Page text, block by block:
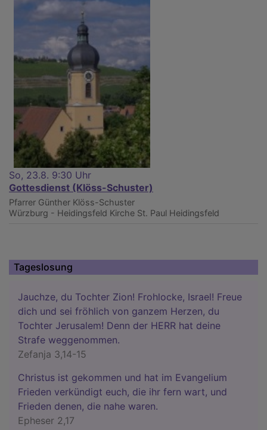
So, 23.8. 9:30 Uhr
Gottesdienst (Klöss-Schuster)
Pfarrer Günther Klöss-Schuster
Würzburg - Heidingsfeld Kirche St. Paul Heidingsfeld
Tageslosung
Jauchze, du Tochter Zion! Frohlocke, Israel! Freue
dich und sei fröhlich von ganzem Herzen, du
Tochter Jerusalem! Denn der HERR hat deine
Strafe weggenommen.
Zefanja 3,14-15
Christus ist gekommen und hat im Evangelium
Frieden verkündigt euch, die ihr fern wart, und
Frieden denen, die nahe waren.
Epheser 2,17